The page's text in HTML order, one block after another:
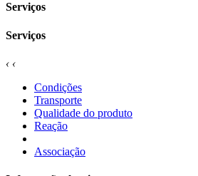
Serviços
Serviços
‹ ‹
Condições
Transporte
Qualidade do produto
Reação
Associação